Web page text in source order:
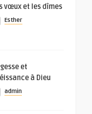
vœux et les dîmes
Esther
et
à Dieu
admin